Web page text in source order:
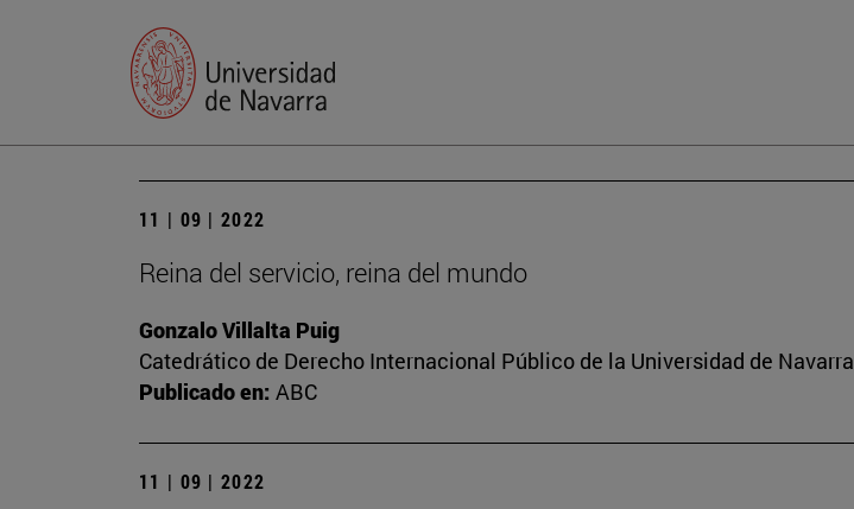
11 | 09 | 2022
Reina del servicio, reina del mundo
Gonzalo Villalta Puig
Catedrático de Derecho Internacional Público de la Universidad de Navarra
Publicado en: ABC
11 | 09 | 2022